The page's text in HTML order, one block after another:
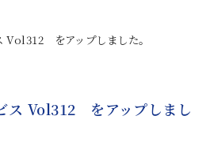
Vol312 をアップしました。
ス Vol312 をアップしまし